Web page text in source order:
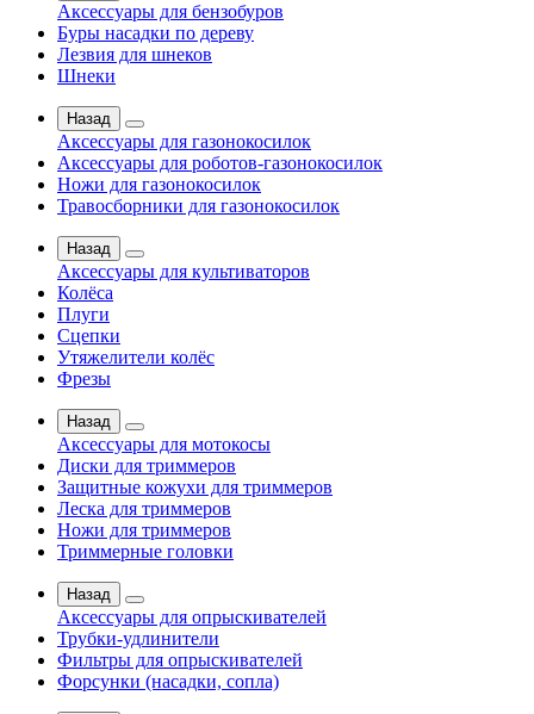
Аксессуары для бензобуров
Буры насадки по дереву
Лезвия для шнеков
Шнеки
Назад
Аксессуары для газонокосилок
Аксессуары для роботов-газонокосилок
Ножи для газонокосилок
Травосборники для газонокосилок
Назад
Аксессуары для культиваторов
Колёса
Плуги
Сцепки
Утяжелители колёс
Фрезы
Назад
Аксессуары для мотокосы
Диски для триммеров
Защитные кожухи для триммеров
Леска для триммеров
Ножи для триммеров
Триммерные головки
Назад
Аксессуары для опрыскивателей
Трубки-удлинители
Фильтры для опрыскивателей
Форсунки (насадки, сопла)